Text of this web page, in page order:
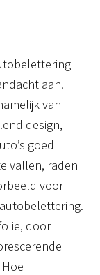
aan.
van
design,
goed
vallen, raden
voor
door